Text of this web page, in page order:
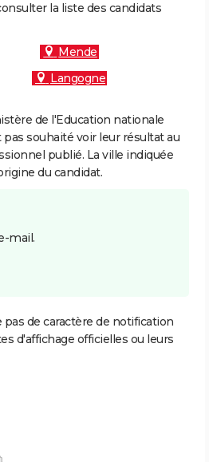
la liste des candidats
Mende
Langogne
de l'Education nationale
souhaité voir leur résultat au
publié. La ville indiquée
du candidat.
mail.
de caractère de notification
d'affichage officielles ou leurs